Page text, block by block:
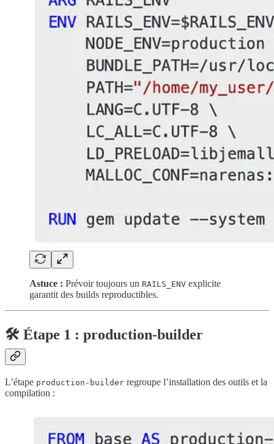
Astuce : Prévoir toujours un RAILS_ENV explicite
garantit des builds reproductibles.
🛠️ Étape 1 : production-builder
L’étape production-builder regroupe l’installation des outils et la
compilation :